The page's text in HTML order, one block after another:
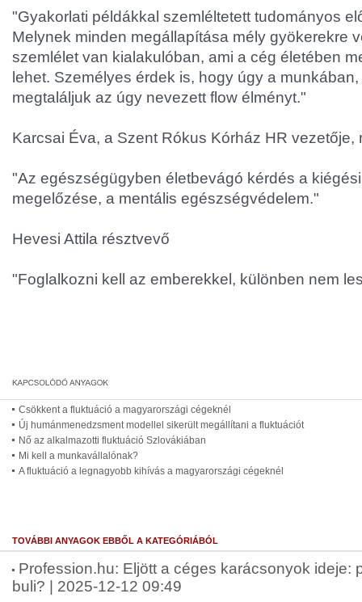
"Gyakorlati példákkal szemléltetett tudományos
Melynek minden megállapítása mély gyökerekre
szemlélet van kialakulóban, ami a cég életében
lehet. Személyes érdek is, hogy úgy a
megtaláljuk az úgy nevezett flow élményt."
Karcsai Éva, a Szent Rókus Kórház HR vezetője,
"Az egészségügyben életbevágó kérdés a
megelőzése, a mentális egészségvédelem."
Hevesi Attila résztvevő
"Foglalkozni kell az emberekkel, különben nem
Csökkent a fluktuáció a magyarországi cégeknél
Új humánmenedzsment modellel sikerült megállítani a fluktuációt
Nő az alkalmazotti fluktuáció Szlovákiában
Mi kell a munkavállalónak?
A fluktuáció a legnagyobb kihívás a magyarországi cégeknél
TOVÁBBI ANYAGOK EBBŐL A KATEGÓRIÁBÓL
Profession.hu: Eljött a céges karácsonyok ideje:
buli? | 2025-12-12 09:49